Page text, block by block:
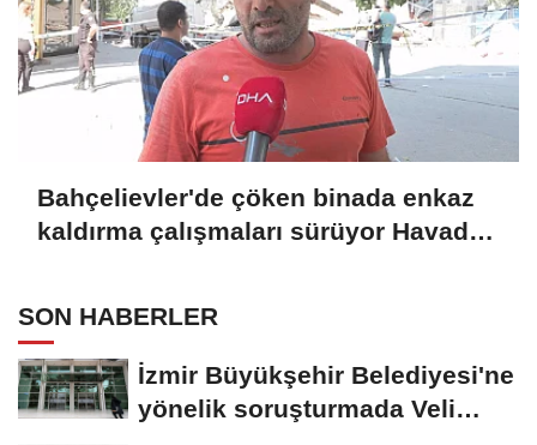
Bahçelievler'de çöken binada enkaz
kaldırma çalışmaları sürüyor Havadan
SON HABERLER
İzmir Büyükşehir Belediyesi'ne
yönelik soruşturmada Veli